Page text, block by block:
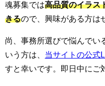
魂募集では高品質のイラス
きるので、興味がある方は
尚、事務所選びで悩んでい
いう方は、 当サイトの公式
すと幸いです。即日中にご